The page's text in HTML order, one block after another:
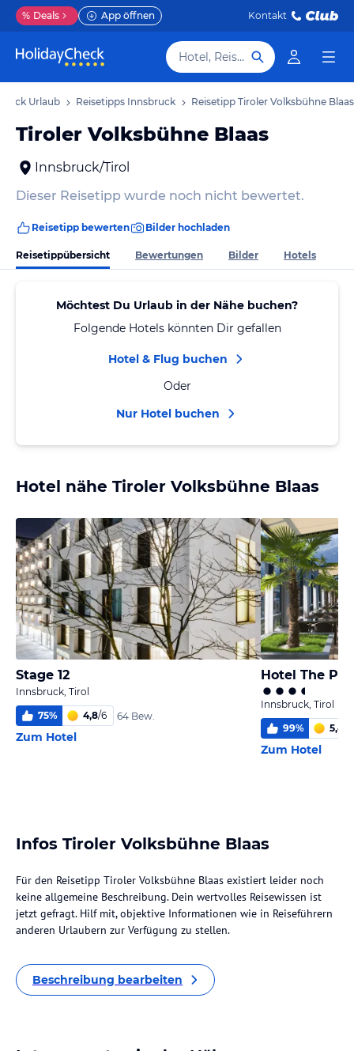
% Deals App öffnen Kontakt
Hotel, Reiseziel
Urlaub Reisetipps Innsbruck Reisetipp Tiroler Volksbühne Blaas
Tiroler Volksbühne Blaas
Innsbruck/Tirol
Dieser Reisetipp wurde noch nicht bewertet.
Reisetipp bewerten Bilder hochladen
Reisetippübersicht Bewertungen Bilder Hotels
Möchtest Du Urlaub in der Nähe buchen?
Folgende Hotels könnten Dir gefallen
Hotel & Flug buchen
Oder
Nur Hotel buchen
Hotel nähe Tiroler Volksbühne Blaas
Stage 12
Innsbruck, Tirol
75% 4,8/6 64 Bew.
Zum Hotel
Hotel The
Innsbruck, Tirol
99% 5,4
Zum Hotel
Infos Tiroler Volksbühne Blaas
Für den Reisetipp Tiroler Volksbühne Blaas existiert leider noch
keine allgemeine Beschreibung. Dein wertvolles Reisewissen ist
jetzt gefragt. Hilf mit, objektive Informationen wie in Reiseführern
anderen Urlaubern zur Verfügung zu stellen.
Beschreibung bearbeiten